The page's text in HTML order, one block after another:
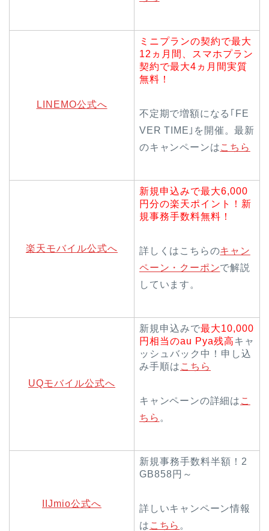
LINEMO公式へ
ミニプランの契約で最大
12ヵ月間、スマホプラン
契約で最大4ヵ月間実質
無料！
不定期で増額になる｢FE
VER TIME｣を開催。最新
のキャンペーンはこちら
楽天モバイル公式へ
新規申込みで最大6,000
円分の楽天ポイント！新
規事務手数料無料！
詳しくはこちらのキャン
ペーン・クーポンで解説
しています。
UQモバイル公式へ
新規申込みで最大10,000
円相当のau Pya残高キャ
ッシュバック中！申し込
み手順は こちら
キャンペーンの詳細は こ
ちら 。
IIJmio公式へ
新規事務手数料半額！2
GB858円～
詳しいキャンペーン情報
は こちら 。